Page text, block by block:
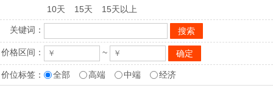
10天
15天 15天以上
关键词：
价格区间： ~
价位标签： 全部 高端 中端 经济